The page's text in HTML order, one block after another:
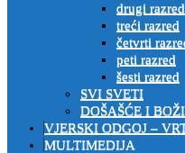
drugi razred
treći razred
četvrti
peti razred
šesti razred
SVI SVETI
DOŠAŠĆE I
VJERSKI ODGOJ –
MULTIMEDIJA